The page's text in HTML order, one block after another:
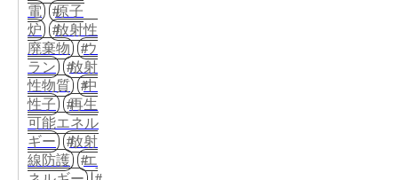
電
原子
炉
放射性
廃棄物
ウ
ラン
放射
性物質
中
性子
再生
可能エネル
ギー
放射
線防護
エ